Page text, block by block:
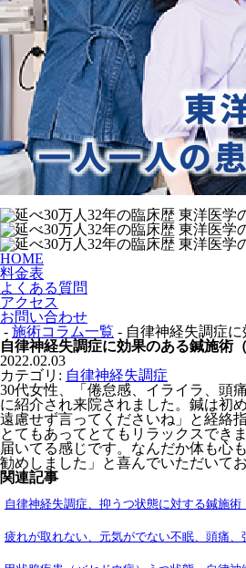
HOME
料金表
よくある質問
アクセス
お問い合わせ
- 施術コラム一覧 - 自律神経失調症
自律神経失調症に効果のある鍼施術
2022.02.03
カテゴリ: 自律神経失調症
30代女性、「倦怠感、イライラ、頭
に紹介され来院されました。鍼は初
遠慮せず言ってくださいね」と経絡
とてもあってとてもリラックスでき
届いてる感じです。なんだか体も心
勧めしました」と喜んでいただいて
関連記事
自律神経失調症、抑うつ状態に対する鍼施
疲れが取れない、元気がでない不眠、頭痛